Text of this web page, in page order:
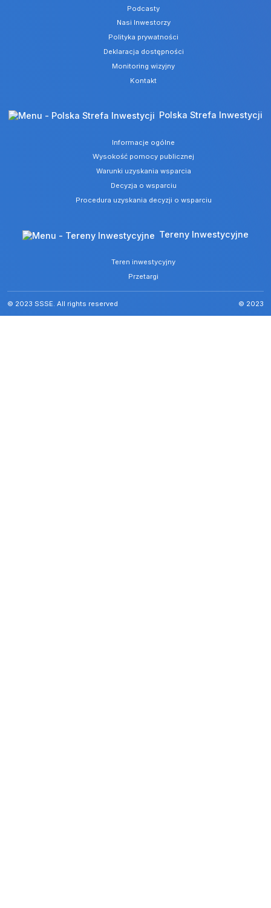
Podcasty
Nasi Inwestorzy
Polityka prywatności
Deklaracja dostępności
Monitoring wizyjny
Kontakt
Polska Strefa Inwestycji
Informacje ogólne
Wysokość pomocy publicznej
Warunki uzyskania wsparcia
Decyzja o wsparciu
Procedura uzyskania decyzji o wsparciu
Tereny Inwestycyjne
Teren inwestycyjny
Przetargi
© 2023 SSSE. All rights reserved © 2023